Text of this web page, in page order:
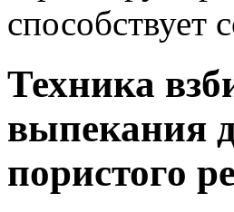
Техника
выпекания
пористого